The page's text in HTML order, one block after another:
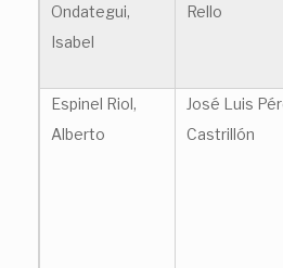
Ondategui,
Isabel
Rello
Espinel Riol,
Alberto
José Luis
Castrillón